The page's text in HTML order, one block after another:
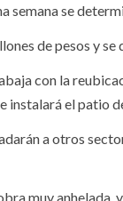
semana se
de pesos y
con la
instalará el patio
a otros
muy